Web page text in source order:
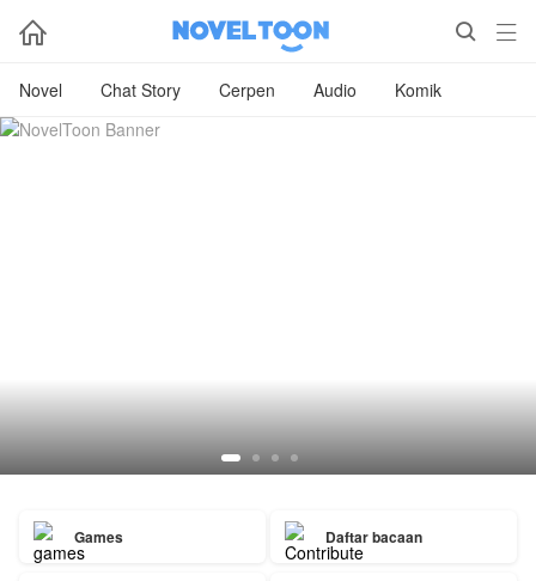
  
Novel Chat Story Cerpen Audio Komik
Games Daftar bacaan